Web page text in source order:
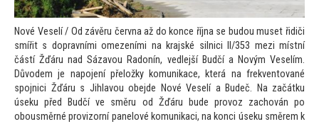
Nové Veselí / Od závěru června až do konce října se budou muset řidiči
smířit s dopravními omezeními na krajské silnici II/353 mezi místní
částí Žďáru nad Sázavou Radonín, vedlejší Budčí a Novým Veselím.
Důvodem je napojení přeložky komunikace, která na frekventované
spojnici Žďáru s Jihlavou obejde Nové Veselí a Budeč. Na začátku
úseku před Budčí ve směru od Žďáru bude provoz zachován po
obousměrné provizorní panelové komunikaci, na konci úseku směrem k